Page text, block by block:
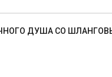
ДУША СО ШЛАНГОВЫМ